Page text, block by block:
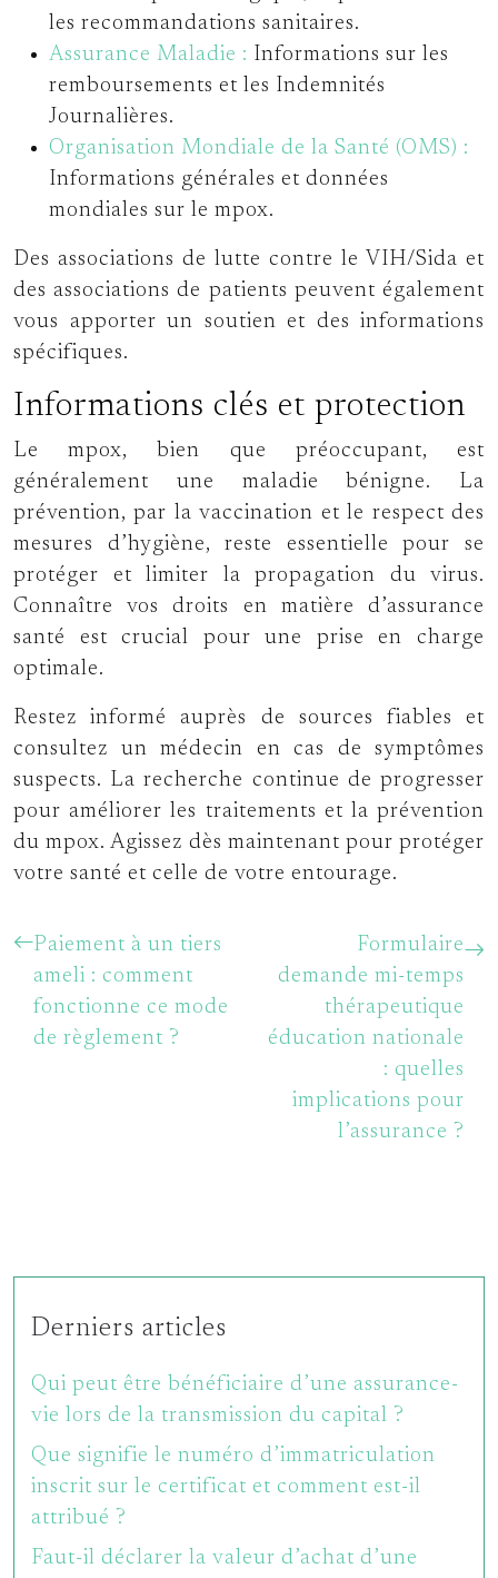
les recommandations sanitaires.
Assurance Maladie : Informations sur les
remboursements et les Indemnités
Journalières.
Organisation Mondiale de la Santé (OMS) :
Informations générales et données
mondiales sur le mpox.
Des associations de lutte contre le VIH/Sida et
des associations de patients peuvent également
vous apporter un soutien et des informations
spécifiques.
Informations clés et protection
Le mpox, bien que préoccupant, est
généralement une maladie bénigne. La
prévention, par la vaccination et le respect des
mesures d’hygiène, reste essentielle pour se
protéger et limiter la propagation du virus.
Connaître vos droits en matière d’assurance
santé est crucial pour une prise en charge
optimale.
Restez informé auprès de sources fiables et
consultez un médecin en cas de symptômes
suspects. La recherche continue de progresser
pour améliorer les traitements et la prévention
du mpox. Agissez dès maintenant pour protéger
votre santé et celle de votre entourage.
Paiement à un tiers
ameli : comment
fonctionne ce mode
de règlement ?
Formulaire
demande mi-temps
thérapeutique
éducation nationale
: quelles
implications pour
l’assurance ?
Derniers articles
Qui peut être bénéficiaire d’une assurance-
vie lors de la transmission du capital ?
Que signifie le numéro d’immatriculation
inscrit sur le certificat et comment est-il
attribué ?
Faut-il déclarer la valeur d’achat d’une